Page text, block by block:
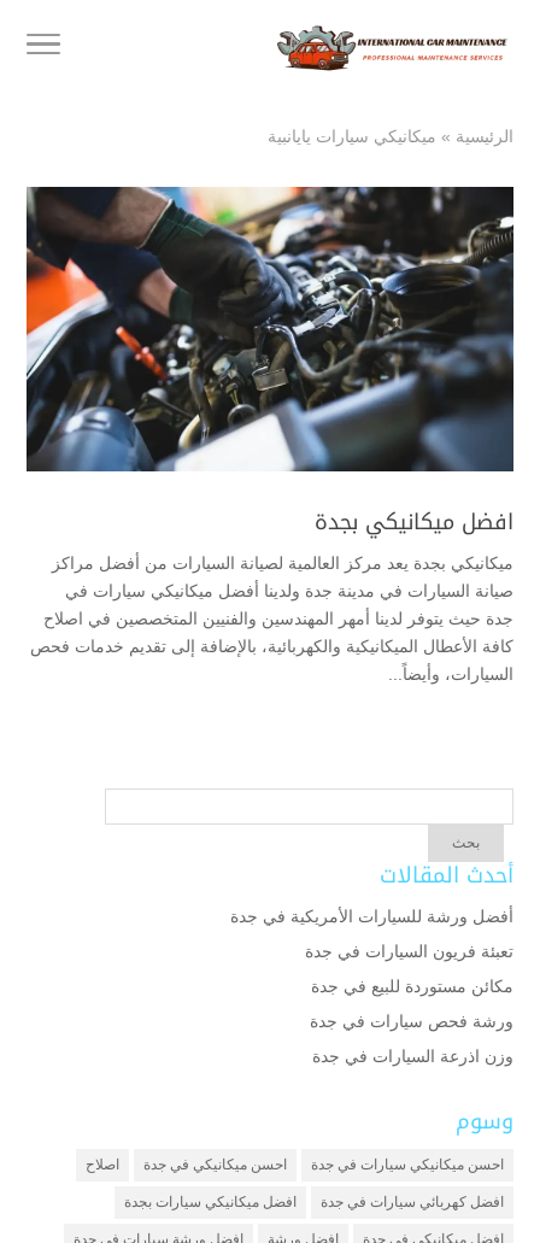
الرئيسية » ميكانيكي سيارات يايانبية
افضل ميكانيكي بجدة
ميكانيكي بجدة يعد مركز العالمية لصيانة السيارات من أفضل مراكز
صيانة السيارات في مدينة جدة ولدينا أفضل ميكانيكي سيارات في
جدة حيث يتوفر لدينا أمهر المهندسين والفنيين المتخصصين في اصلاح
كافة الأعطال الميكانيكية والكهربائية، بالإضافة إلى تقديم خدمات فحص
السيارات، وأيضاً...
أحدث المقالات
أفضل ورشة للسيارات الأمريكية في جدة
تعبئة فريون السيارات في جدة
مكائن مستوردة للبيع في جدة
ورشة فحص سيارات في جدة
وزن اذرعة السيارات في جدة
وسوم
احسن ميكانيكي سيارات في جدة احسن ميكانيكي في جدة اصلاح
افضل كهربائي سيارات في جدة افضل ميكانيكي سيارات بجدة
افضل ميكانيكي في جدة افضل ورشة افضل ورشة سيارات في جدة